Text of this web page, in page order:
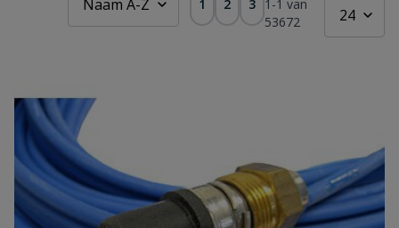
1 -1 van
53672
1 2 3